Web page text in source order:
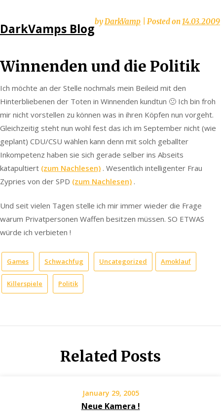
to
DarkVamps Blog
Winnenden und die Politik
byDarkVamp Posted on14.03.2009
Ich möchte an der Stelle nochmals mein Beileid mit den
Hinterbliebenen der Toten in Winnenden kundtun 🙁 Ich bin froh
mir nicht vorstellen zu können was in ihren Köpfen nun vorgeht.
Gleichzeitig steht nun wohl fest das ich im September nicht (wie
geplant) CDU/CSU wählen kann denn mit solch geballter
Inkompetenz haben sie sich gerade selber ins Abseits
katapultiert (zum Nachlesen) . Wesentlich intelligenter Frau
Zypries von der SPD (zum Nachlesen) .
Und seit vielen Tagen stelle ich mir immer wieder die Frage
warum Privatpersonen Waffen besitzen müssen. SO ETWAS
würde ich verbieten !
Games Schwachfug Uncategorized Amoklauf
Killerspiele Politik
Related Posts
January 29, 2005
Neue Kamera !